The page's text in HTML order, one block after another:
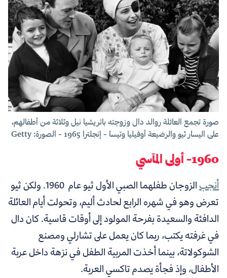
صورة تجمع العائلة روالد دال وزوجته باتريشيا نيل وثلاثة من أطفالهم،
على اليسار ثيو والرضيعة أوفيليا وتيسا - إنجلترا 1965 - الصورة: Getty
1960- أولى المآسي
أنجب
الزوجان طفلهما الصبي الأول ثيو عام 1960. ولكن ثيو
تعرض وهو في شهره الرابع لحادث أليم، وتحولت أيام العائلة
الدافئة والسعيدة بفرحة المولود إلى أوقات قاسية. كان دال
في غرفته يكتب، ربما كان يعمل على تشارلي ومصنع
الشوكولاتة، بينما أخذت المربية الطفل في نزهة داخل عربة
الأطفال، وإذ فجأة يصدم تاكسي العربة.